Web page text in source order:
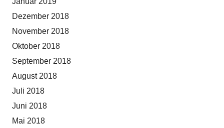
Dezember 2018
November 2018
Oktober 2018
September 2018
August 2018
Juli 2018
Juni 2018
Mai 2018